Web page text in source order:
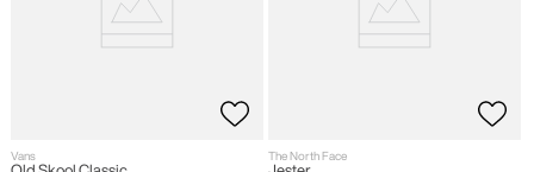
Vans The North Face